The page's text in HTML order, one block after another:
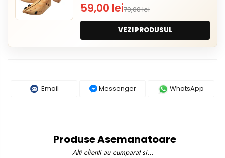
59,00 lei79,00 lei
VEZI PRODUSUL
Email Messenger WhatsApp
Produse Asemanatoare
Alti clienti au cumparat si...